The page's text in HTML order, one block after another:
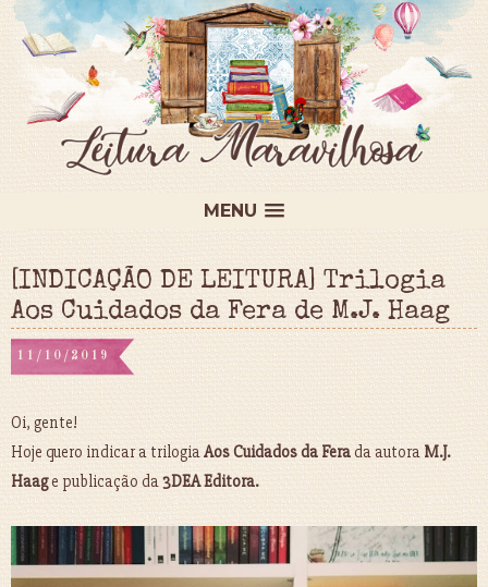
MENU
[INDICAÇÃO DE LEITURA] Trilogia
Aos Cuidados da Fera de M.J. Haag
11/10/2019
Oi, gente!
Hoje quero indicar a trilogiaAos Cuidados da Ferada autoraM.J.
Haage publicação da3DEA Editora.